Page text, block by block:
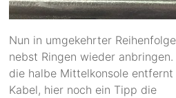
Nun in umgekehrter
nebst Ringen wieder
die halbe Mittelkonsole
Kabel, hier noch ein Tipp die